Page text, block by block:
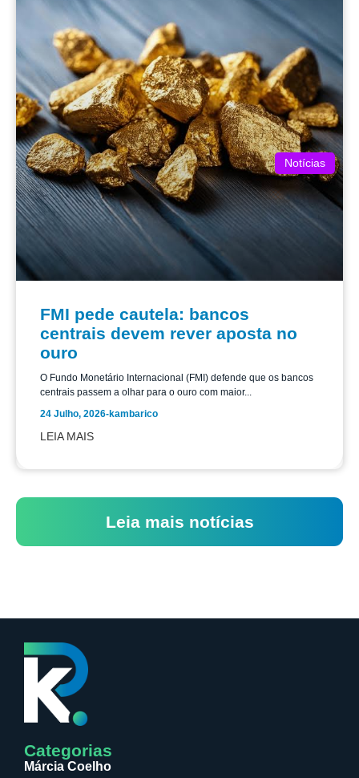
Notícias
FMI pede cautela: bancos
centrais devem rever aposta no
ouro
O Fundo Monetário Internacional (FMI) defende que os bancos
centrais passem a olhar para o ouro com maior...
24 Julho, 2026-kambarico
LEIA MAIS
Leia mais notícias
Categorias
Márcia Coelho